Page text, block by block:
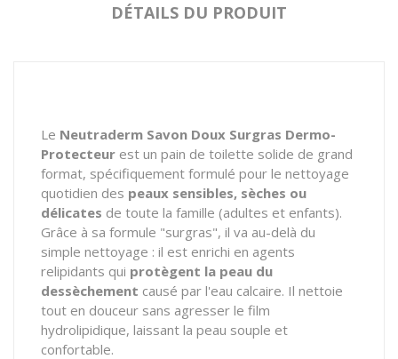
DÉTAILS DU PRODUIT
Le Neutraderm Savon Doux Surgras Dermo-
Protecteur est un pain de toilette solide de grand
format, spécifiquement formulé pour le nettoyage
quotidien des peaux sensibles, sèches ou
délicates de toute la famille (adultes et enfants).
Grâce à sa formule "surgras", il va au-delà du
simple nettoyage : il est enrichi en agents
relipidants qui protègent la peau du
dessèchement causé par l'eau calcaire. Il nettoie
tout en douceur sans agresser le film
hydrolipidique, laissant la peau souple et
confortable.